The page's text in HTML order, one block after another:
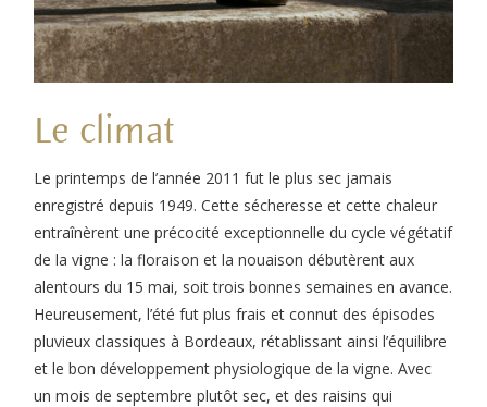
Le climat
Le printemps de l’année 2011 fut le plus sec jamais
enregistré depuis 1949. Cette sécheresse et cette chaleur
entraînèrent une précocité exceptionnelle du cycle végétatif
de la vigne : la floraison et la nouaison débutèrent aux
alentours du 15 mai, soit trois bonnes semaines en avance.
Heureusement, l’été fut plus frais et connut des épisodes
pluvieux classiques à Bordeaux, rétablissant ainsi l’équilibre
et le bon développement physiologique de la vigne. Avec
un mois de septembre plutôt sec, et des raisins qui